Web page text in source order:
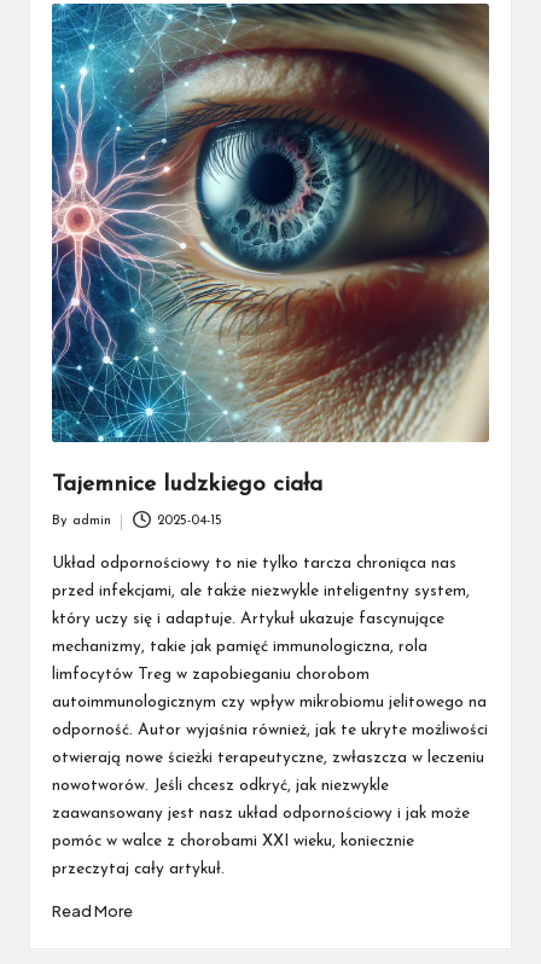
Tajemnice ludzkiego ciała
by
By admin 2025-04-15
Układ odpornościowy to nie tylko tarcza chroniąca nas
przed infekcjami, ale także niezwykle inteligentny system,
który uczy się i adaptuje. Artykuł ukazuje fascynujące
mechanizmy, takie jak pamięć immunologiczna, rola
limfocytów Treg w zapobieganiu chorobom
autoimmunologicznym czy wpływ mikrobiomu jelitowego na
odporność. Autor wyjaśnia również, jak te ukryte możliwości
otwierają nowe ścieżki terapeutyczne, zwłaszcza w leczeniu
nowotworów. Jeśli chcesz odkryć, jak niezwykle
zaawansowany jest nasz układ odpornościowy i jak może
pomóc w walce z chorobami XXI wieku, koniecznie
przeczytaj cały artykuł.
Read More